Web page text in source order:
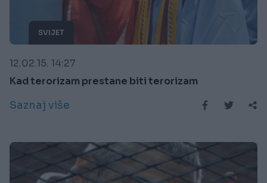
SVIJET
12.02.15. 14:27
Kad terorizam prestane biti terorizam
Saznaj više